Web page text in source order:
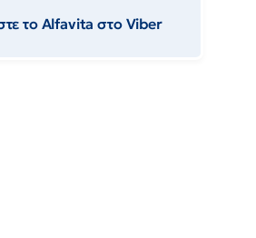
το Αlfavita στο Viber